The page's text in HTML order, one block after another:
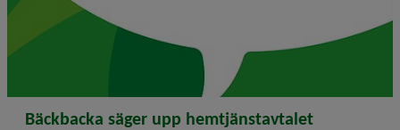
2026-07-01
Bäckbacka säger upp hemtjänstavtalet